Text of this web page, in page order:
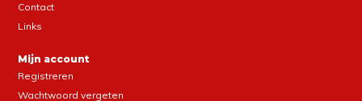
Contact
Links
Mijn account
Registreren
Wachtwoord vergeten